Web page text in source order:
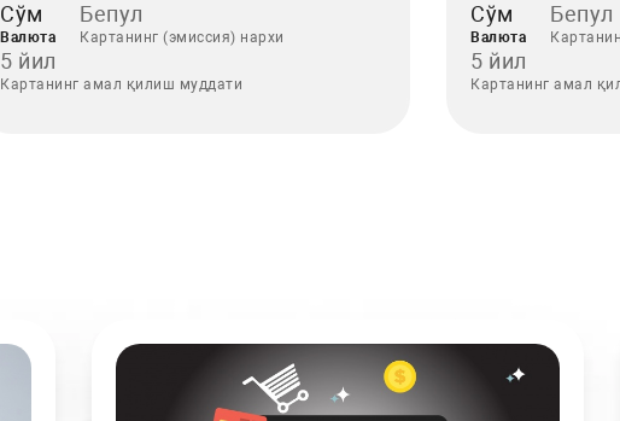
Сўм
Валюта
Бепул
Картанинг (эмиссия) нархи
5 йил
Картанинг амал қилиш муддати
Сўм
Валюта
Бепул
5 йил
Картанинг амал